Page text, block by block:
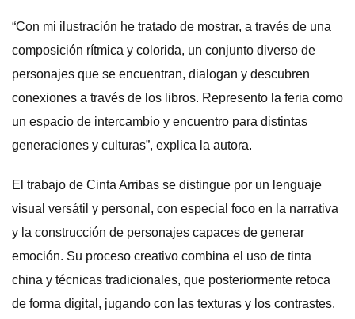
“Con mi ilustración he tratado de mostrar, a través de una
composición rítmica y colorida, un conjunto diverso de
personajes que se encuentran, dialogan y descubren
conexiones a través de los libros. Represento la feria como
un espacio de intercambio y encuentro para distintas
generaciones y culturas”, explica la autora.
El trabajo de Cinta Arribas se distingue por un lenguaje
visual versátil y personal, con especial foco en la narrativa
y la construcción de personajes capaces de generar
emoción. Su proceso creativo combina el uso de tinta
china y técnicas tradicionales, que posteriormente retoca
de forma digital, jugando con las texturas y los contrastes.